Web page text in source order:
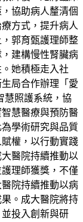
協助病人釐清個
方式，提升病人
郭育甄護理師整
建構慢性腎臟病
她積極走入社
局合作辦理「愛
慧照護系統，協
慧醫療與預防醫
學術研究與品質
權，以行動實踐
醫院持續推動以
理師獲獎，不僅
院持續推動以病
。成大醫院將持
投入創新與研